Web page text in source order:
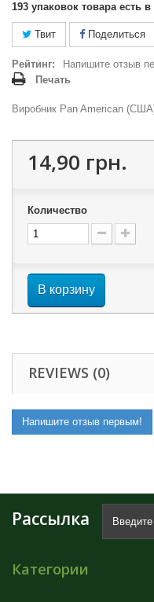
193 упаковок товара есть
Твит Поделиться
Рейтинг:
Напишите отзыв
Печать
Виробник Pan American
14,90 грн.
Количество
В корзину
REVIEWS (0)
Напишите отзыв первым!
Рассылка
Категории